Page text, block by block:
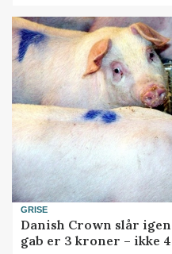
GRISE
Danish Crown slår
gab er 3 kroner – ikke